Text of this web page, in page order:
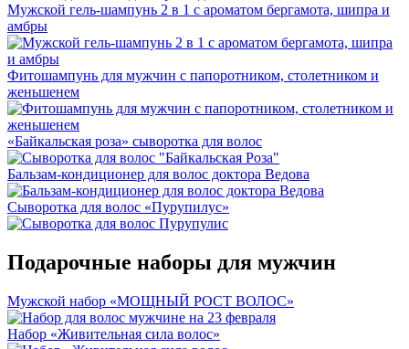
Мужской гель-шампунь 2 в 1 с ароматом бергамота, шипра и
амбры
Фитошампунь для мужчин с папоротником, столетником и
женьшенем
«Байкальская роза» сыворотка для волос
Бальзам-кондиционер для волос доктора Ведова
Сыворотка для волос «Пурупилус»
Подарочные наборы для мужчин
Мужской набор «МОЩНЫЙ РОСТ ВОЛОС»
Набор «Живительная сила волос»